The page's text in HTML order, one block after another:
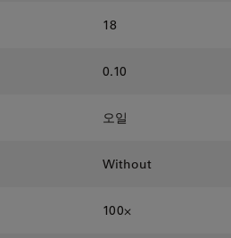
18
0.10
오일
Without
100⨉